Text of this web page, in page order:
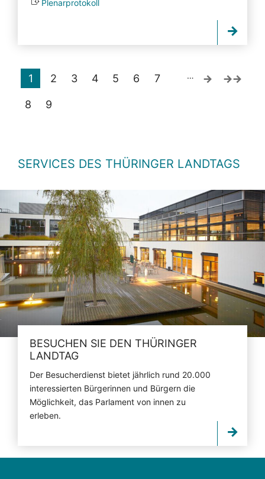
Plenarprotokoll
1 2 3 4 5 6 7
8 9
…
SERVICES DES THÜRINGER LANDTAGS
BESUCHEN SIE DEN THÜRINGER
LANDTAG
Der Besucherdienst bietet jährlich rund 20.000
interessierten Bürgerinnen und Bürgern die
Möglichkeit, das Parlament von innen zu
erleben.